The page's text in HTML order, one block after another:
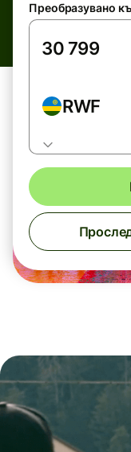
Преобразувано
RWF